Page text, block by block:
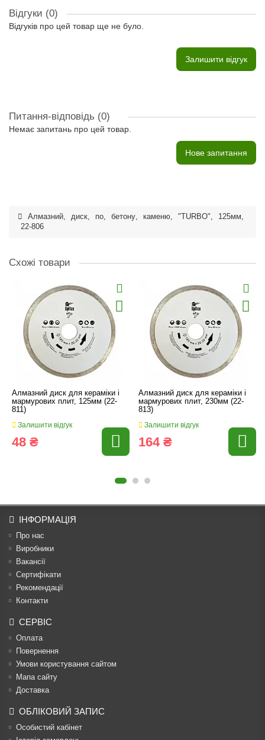
Відгуки (0)
Відгуків про цей товар ще не було.
Залишити відгук
Питання-відповідь (0)
Немає запитань про цей товар.
Нове запитання
Алмазний, диск, по, бетону, каменю, "TURBO", 125мм,
22-806
Схожі товари
Алмазний диск для кераміки і
мармурових плит, 125мм (22-
811)
Залишити відгук
48 ₴
Алмазний диск для кераміки і
мармурових плит, 230мм (22-
813)
Залишити відгук
164 ₴
ІНФОРМАЦІЯ
Про нас
Виробники
Вакансії
Сертифікати
Рекомендації
Контакти
СЕРВІС
Оплата
Повернення
Умови користування сайтом
Мапа сайту
Доставка
ОБЛІКОВИЙ ЗАПИС
Особистий кабінет